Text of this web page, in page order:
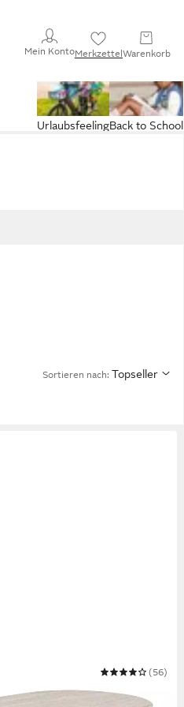
Mein KontoMerkzettelWarenkorb
Back to School
Urlaubsfeeling
Sortieren nach: Topseller
(56)